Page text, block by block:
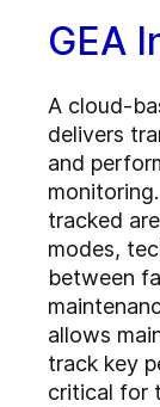
GEA
A cloud-
delivers
and
tracked
modes,
between
allows
track key
critical for